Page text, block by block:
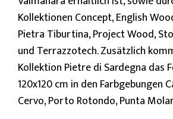
Kollektionen Concept, English
Pietra Tiburtina, Project Wood,
und Terrazzotech. Zusätzlich
Kollektion Pietre di Sardegna das
120x120 cm in den Farbgebungen
Cervo, Porto Rotondo, Punta